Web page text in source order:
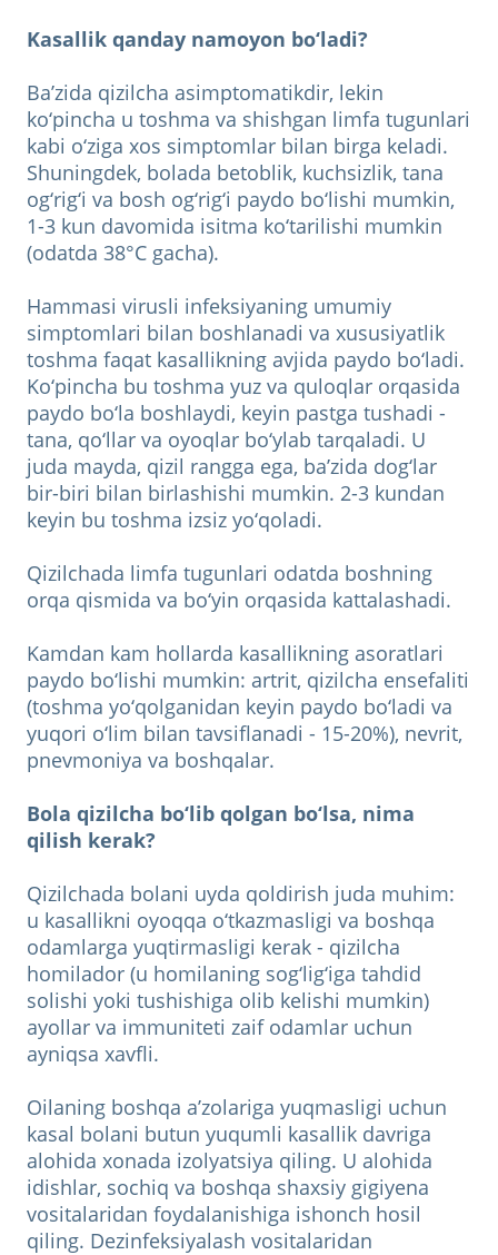
Kasallik qanday namoyon bo‘ladi?
Ba’zida qizilcha asimptomatikdir, lekin
ko‘pincha u toshma va shishgan limfa tugunlari
kabi o‘ziga xos simptomlar bilan birga keladi.
Shuningdek, bolada betoblik, kuchsizlik, tana
og‘rig‘i va bosh og‘rig‘i paydo bo‘lishi mumkin,
1-3 kun davomida isitma ko‘tarilishi mumkin
(odatda 38°C gacha).
Hammasi virusli infeksiyaning umumiy
simptomlari bilan boshlanadi va xususiyatlik
toshma faqat kasallikning avjida paydo bo‘ladi.
Ko‘pincha bu toshma yuz va quloqlar orqasida
paydo bo‘la boshlaydi, keyin pastga tushadi -
tana, qo‘llar va oyoqlar bo‘ylab tarqaladi. U
juda mayda, qizil rangga ega, ba’zida dog‘lar
bir-biri bilan birlashishi mumkin. 2-3 kundan
keyin bu toshma izsiz yo‘qoladi.
Qizilchada limfa tugunlari odatda boshning
orqa qismida va bo‘yin orqasida kattalashadi.
Kamdan kam hollarda kasallikning asoratlari
paydo bo‘lishi mumkin: artrit, qizilcha ensefaliti
(toshma yo‘qolganidan keyin paydo bo‘ladi va
yuqori o‘lim bilan tavsiflanadi - 15-20%), nevrit,
pnevmoniya va boshqalar.
Bola qizilcha bo‘lib qolgan bo‘lsa, nima
qilish kerak?
Qizilchada bolani uyda qoldirish juda muhim:
u kasallikni oyoqqa o‘tkazmasligi va boshqa
odamlarga yuqtirmasligi kerak - qizilcha
homilador (u homilaning sog‘lig‘iga tahdid
solishi yoki tushishiga olib kelishi mumkin)
ayollar va immuniteti zaif odamlar uchun
ayniqsa xavfli.
Oilaning boshqa a’zolariga yuqmasligi uchun
kasal bolani butun yuqumli kasallik davriga
alohida xonada izolyatsiya qiling. U alohida
idishlar, sochiq va boshqa shaxsiy gigiyena
vositalaridan foydalanishiga ishonch hosil
qiling. Dezinfeksiyalash vositalaridan